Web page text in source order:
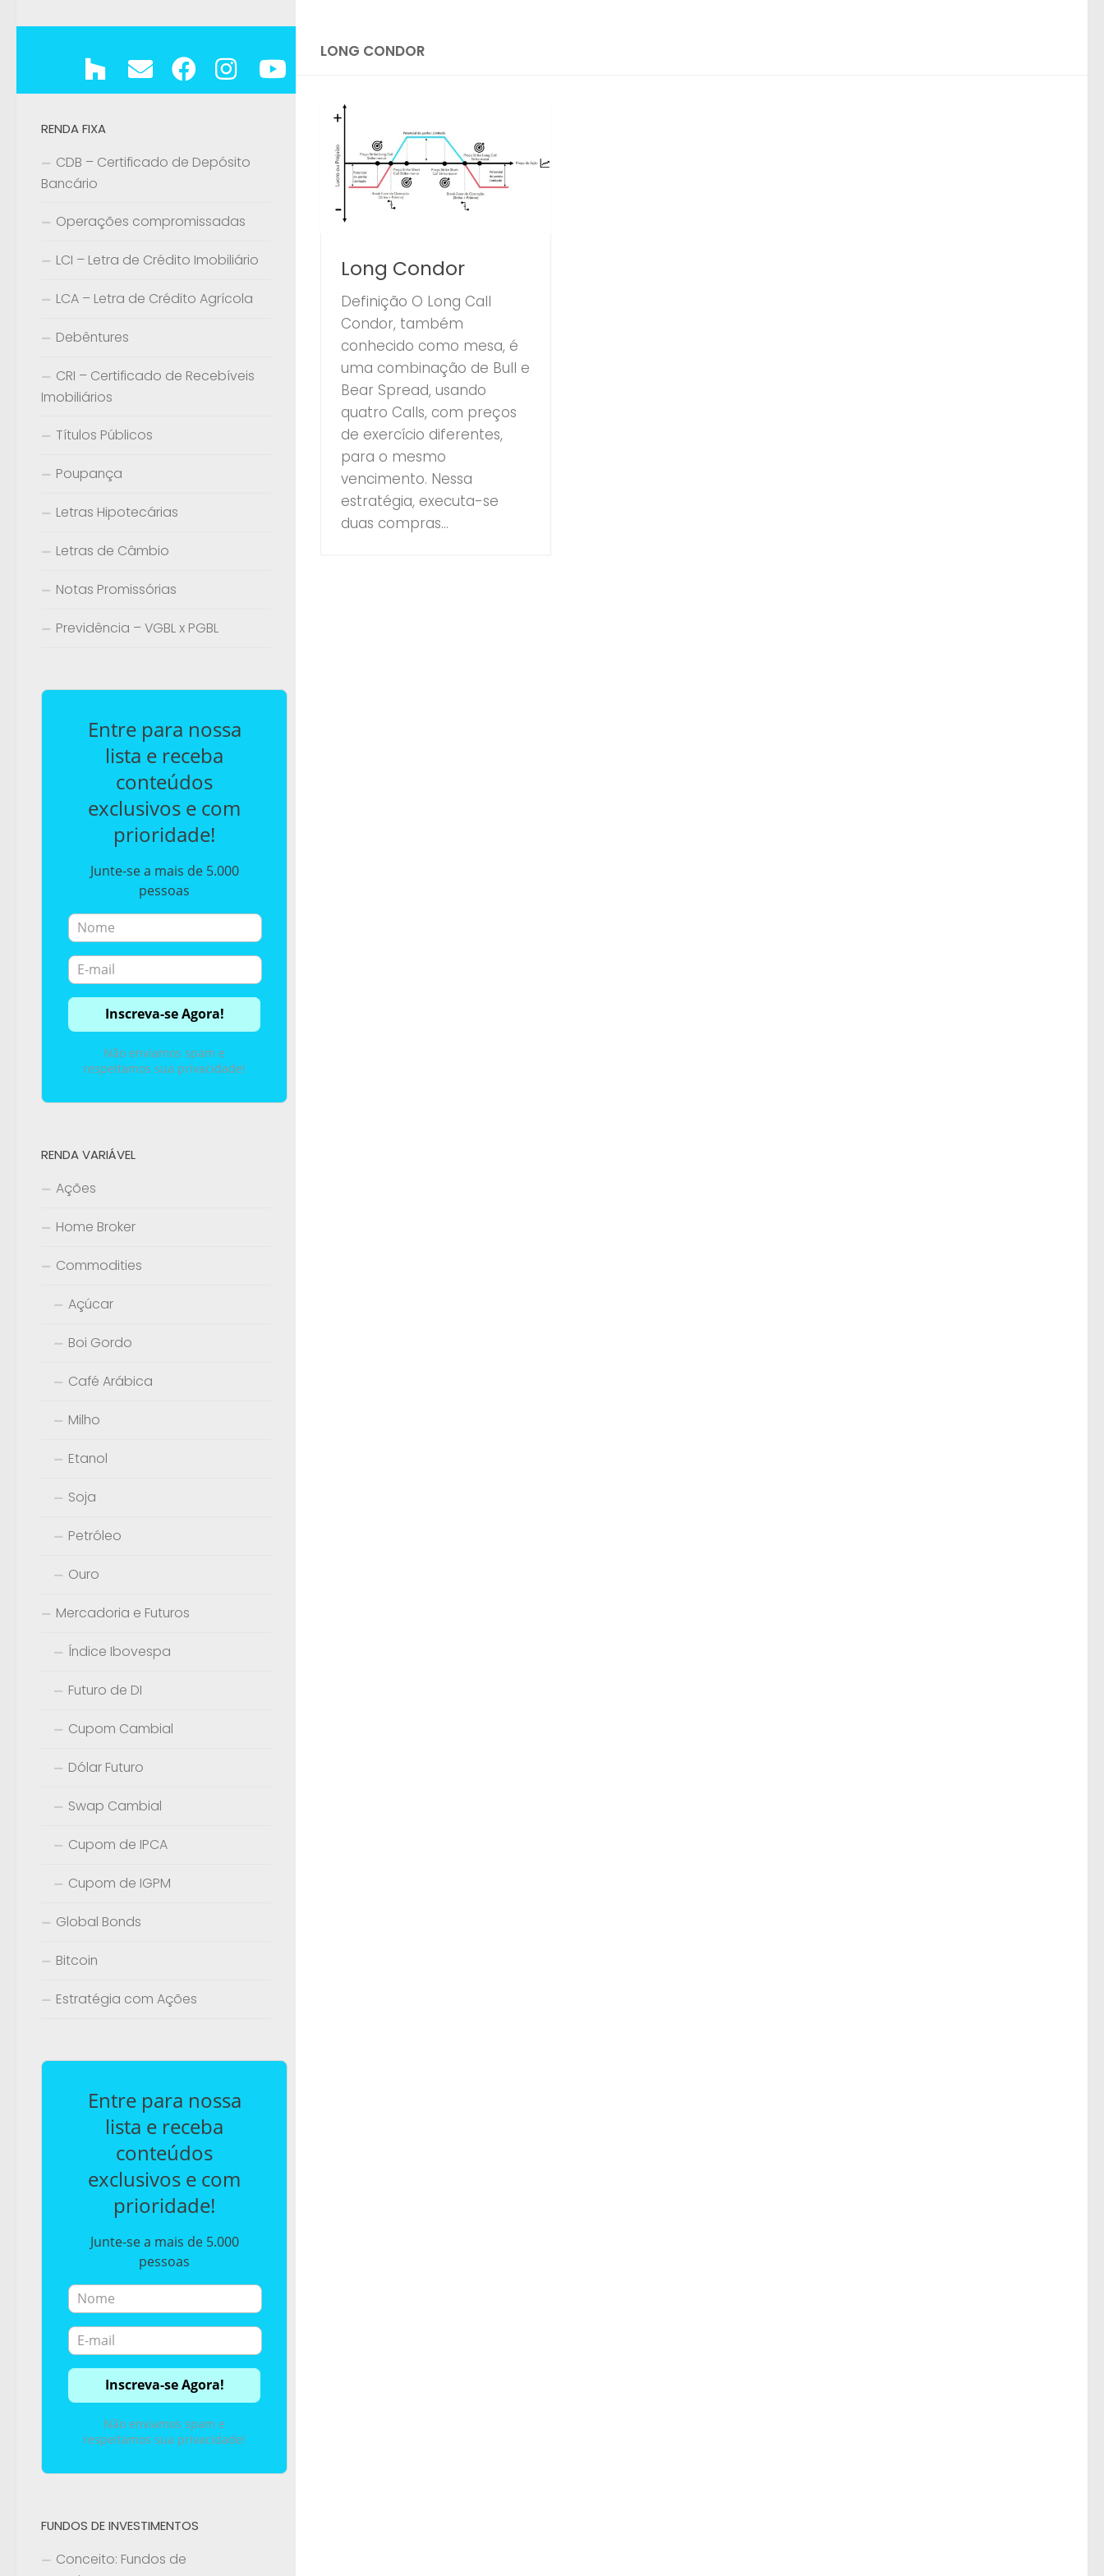
LONG CONDOR
Long Condor
Definição O Long Call
Condor, também
conhecido como mesa, é
uma combinação de Bull e
Bear Spread, usando
quatro Calls, com preços
de exercício diferentes,
para o mesmo
vencimento. Nessa
estratégia, executa-se
duas compras...
RENDA FIXA
CDB – Certificado de Depósito
Bancário
Operações compromissadas
LCI – Letra de Crédito Imobiliário
LCA – Letra de Crédito Agrícola
Debêntures
CRI – Certificado de Recebíveis
Imobiliários
Títulos Públicos
Poupança
Letras Hipotecárias
Letras de Câmbio
Notas Promissórias
Previdência – VGBL x PGBL
Entre para nossa
lista e receba
conteúdos
exclusivos e com
prioridade!
Junte-se a mais de 5.000
pessoas
Não enviamos spam e
respeitamos sua privacidade!
RENDA VARIÁVEL
Ações
Home Broker
Commodities
Açúcar
Boi Gordo
Café Arábica
Milho
Etanol
Soja
Petróleo
Ouro
Mercadoria e Futuros
Índice Ibovespa
Futuro de DI
Cupom Cambial
Dólar Futuro
Swap Cambial
Cupom de IPCA
Cupom de IGPM
Global Bonds
Bitcoin
Estratégia com Ações
Entre para nossa
lista e receba
conteúdos
exclusivos e com
prioridade!
Junte-se a mais de 5.000
pessoas
Não enviamos spam e
respeitamos sua privacidade!
FUNDOS DE INVESTIMENTOS
Conceito: Fundos de